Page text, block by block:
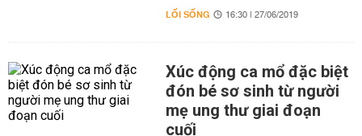
LỐI SỐNG 16:30 | 27/06/2019
Xúc động ca mổ đặc biệt
đón bé sơ sinh từ người
mẹ ung thư giai đoạn
cuối